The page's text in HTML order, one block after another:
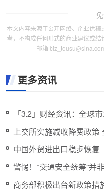
本文内容来源于公开网络、企业供
考，不构成任何形式的商业建议或
邮箱
更多资讯
「3.2」财经资讯：全球
上交所实施减收降费政策
中国外贸进出口稳步恢复
警惕！“交通安全统筹”并
商务部积极出台新政策措